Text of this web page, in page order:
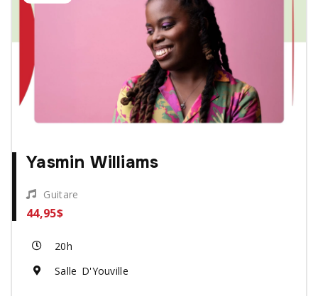
Yasmin Williams
Guitare
44,95$
20h
Salle D'Youville